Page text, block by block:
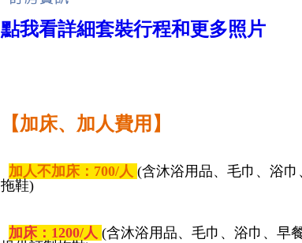
點我看詳細套裝行程和更多照片
【加床、加人費用】
加人不加床：700/人 (含沐浴用品、毛巾、浴
拖鞋)
加床：1200/人 (含沐浴用品、毛巾、浴巾、早